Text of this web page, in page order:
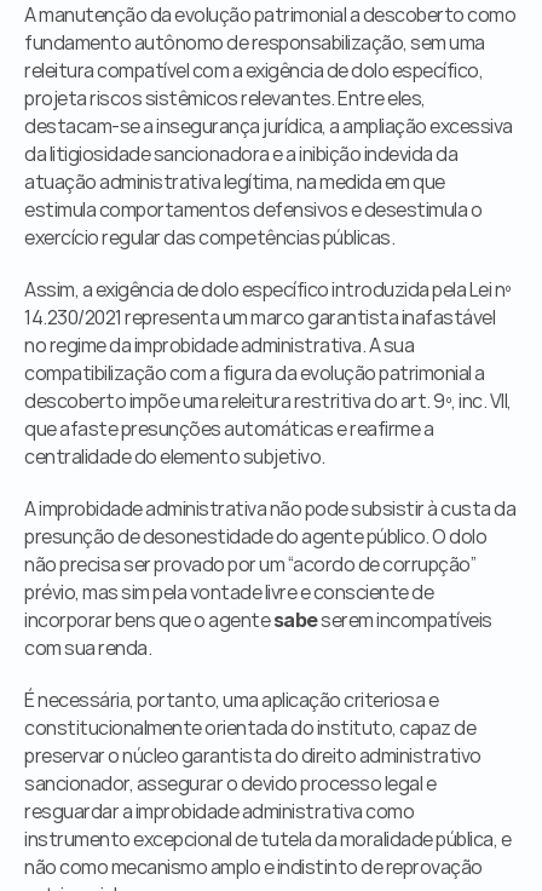
A manutenção da evolução patrimonial a descoberto como
fundamento autônomo de responsabilização, sem uma
releitura compatível com a exigência de dolo específico,
projeta riscos sistêmicos relevantes. Entre eles,
destacam-se a insegurança jurídica, a ampliação excessiva
da litigiosidade sancionadora e a inibição indevida da
atuação administrativa legítima, na medida em que
estimula comportamentos defensivos e desestimula o
exercício regular das competências públicas.
Assim, a exigência de dolo específico introduzida pela Lei nº
14.230/2021 representa um marco garantista inafastável
no regime da improbidade administrativa. A sua
compatibilização com a figura da evolução patrimonial a
descoberto impõe uma releitura restritiva do art. 9º, inc. VII,
que afaste presunções automáticas e reafirme a
centralidade do elemento subjetivo.
A improbidade administrativa não pode subsistir à custa da
presunção de desonestidade do agente público. O dolo
não precisa ser provado por um “acordo de corrupção”
prévio, mas sim pela vontade livre e consciente de
incorporar bens que o agente sabe serem incompatíveis
com sua renda.
É necessária, portanto, uma aplicação criteriosa e
constitucionalmente orientada do instituto, capaz de
preservar o núcleo garantista do direito administrativo
sancionador, assegurar o devido processo legal e
resguardar a improbidade administrativa como
instrumento excepcional de tutela da moralidade pública, e
não como mecanismo amplo e indistinto de reprovação